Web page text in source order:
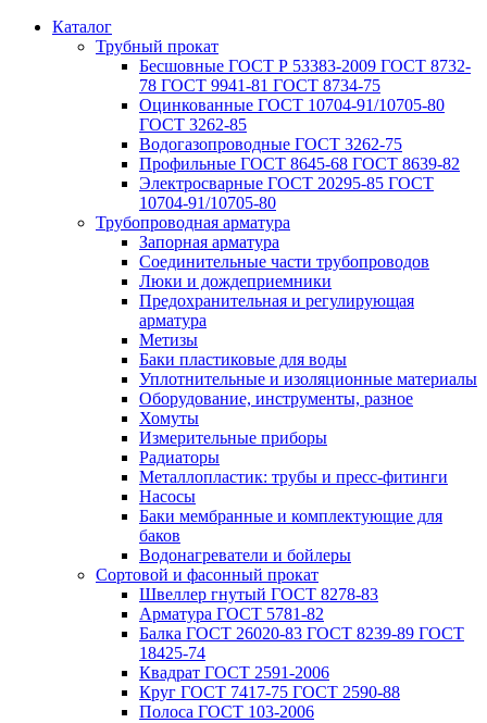
Каталог
Трубный прокат
Беcшовные ГОСТ Р 53383-2009 ГОСТ 8732-
78 ГОСТ 9941-81 ГОСТ 8734-75
Оцинкованные ГОСТ 10704-91/10705-80
ГОСТ 3262-85
Водогазопроводные ГОСТ 3262-75
Профильные ГОСТ 8645-68 ГОСТ 8639-82
Электросварные ГОСТ 20295-85 ГОСТ
10704-91/10705-80
Трубопроводная арматура
Запорная арматура
Соединительные части трубопроводов
Люки и дождеприемники
Предохранительная и регулирующая
арматура
Метизы
Баки пластиковые для воды
Уплотнительные и изоляционные материалы
Оборудование, инструменты, разное
Хомуты
Измерительные приборы
Радиаторы
Металлопластик: трубы и пресс-фитинги
Насосы
Баки мембранные и комплектующие для
баков
Водонагреватели и бойлеры
Сортовой и фасонный прокат
Швеллер гнутый ГОСТ 8278-83
Арматура ГОСТ 5781-82
Балка ГОСТ 26020-83 ГОСТ 8239-89 ГОСТ
18425-74
Квадрат ГОСТ 2591-2006
Круг ГОСТ 7417-75 ГОСТ 2590-88
Полоса ГОСТ 103-2006